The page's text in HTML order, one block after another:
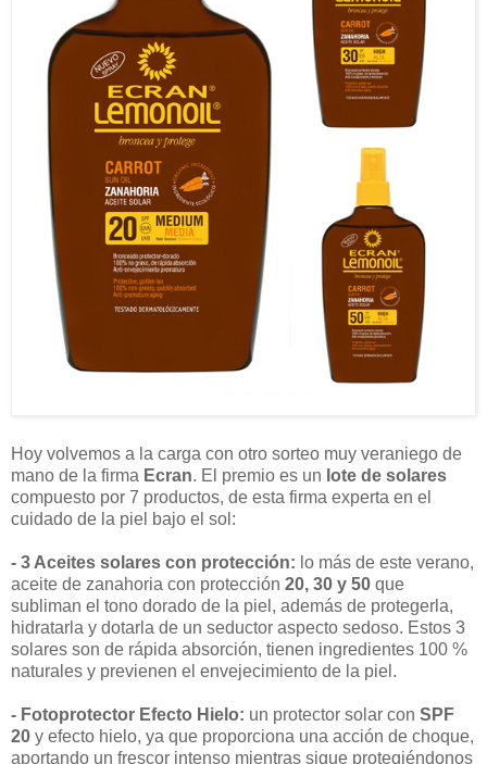
Hoy volvemos a la carga con otro sorteo muy veraniego de
mano de la firma Ecran. El premio es un lote de solares
compuesto por 7 productos, de esta firma experta en el
cuidado de la piel bajo el sol:
- 3 Aceites solares con protección: lo más de este verano,
aceite de zanahoria con protección 20, 30 y 50 que
subliman el tono dorado de la piel, además de protegerla,
hidratarla y dotarla de un seductor aspecto sedoso. Estos 3
solares son de rápida absorción, tienen ingredientes 100 %
naturales y previenen el envejecimiento de la piel.
- Fotoprotector Efecto Hielo: un protector solar con SPF
20 y efecto hielo, ya que proporciona una acción de choque,
aportando un frescor intenso mientras sigue protegiéndonos